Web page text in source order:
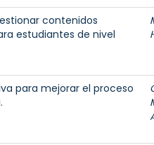
contenidos
estudiantes de nivel
para mejorar el proceso